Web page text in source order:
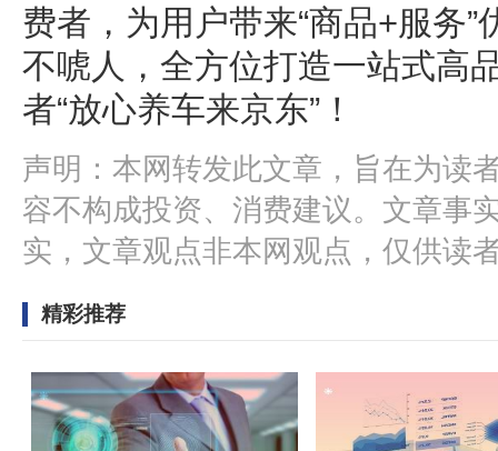
费者，为用户带来“商品+服务
不唬人，全方位打造一站式高
者“放心养车来京东”！
声明：本网转发此文章，旨在为读
容不构成投资、消费建议。文章事
实，文章观点非本网观点，仅供读
精彩推荐